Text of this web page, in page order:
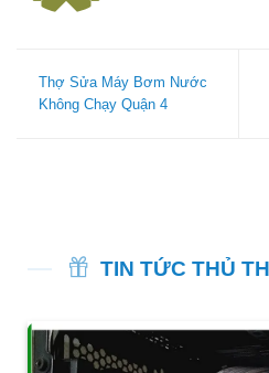
Thợ Sửa Máy Bơm Nước
Không Chạy Quận 4
TIN TỨC THỦ